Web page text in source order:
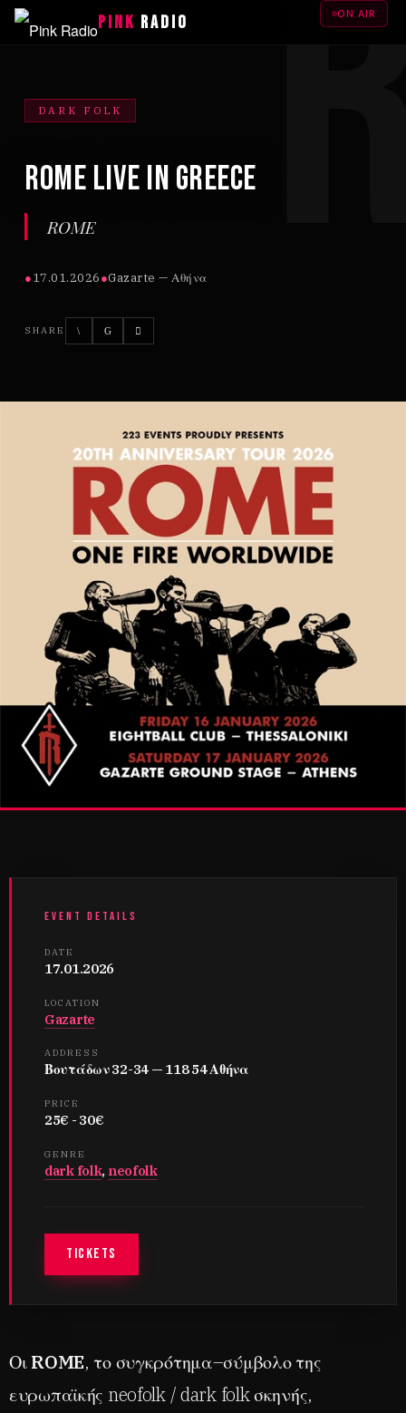
PINK RADIO ON AIR
DARK FOLK
ROME live in Greece
ROME
●17.01.2026●Gazarte — Αθήνα
SHARE
EVENT DETAILS
DATE
17.01.2026
LOCATION
Gazarte
ADDRESS
Βουτάδων 32-34 — 118 54 Αθήνα
PRICE
25€ - 30€
GENRE
dark folk, neofolk
TICKETS
ΟιROME, το συγκρότημα–σύμβολο της
ευρωπαϊκής neofolk / dark folk σκηνής,